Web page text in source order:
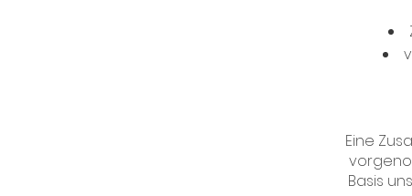
Eine
Basis